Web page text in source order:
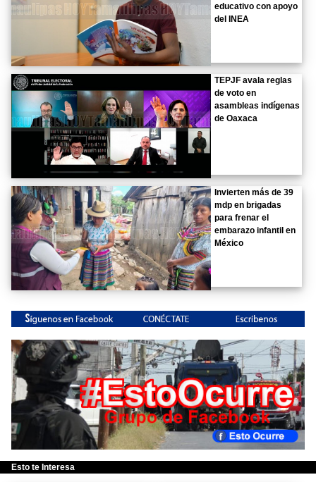
educativo con apoyo
del INEA
TEPJF avala reglas
de voto en
asambleas indígenas
de Oaxaca
Invierten más de 39
mdp en brigadas
para frenar el
embarazo infantil en
México
Esto te Interesa